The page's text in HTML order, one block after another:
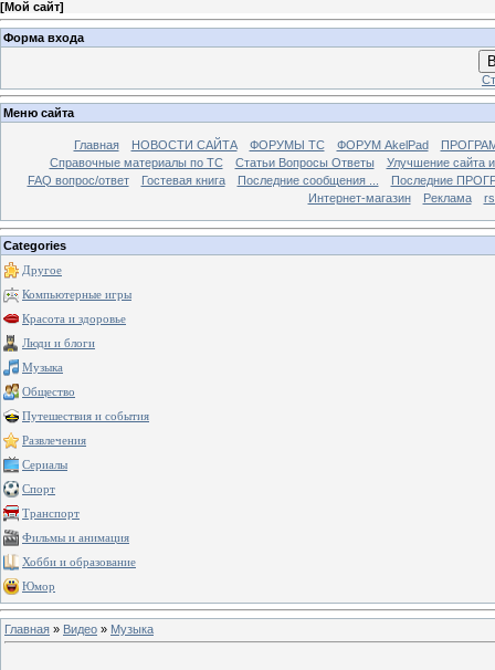
[Мой сайт]
Форма входа
Меню сайта
Главная НОВОСТИ САЙТА ФОРУМЫ TC ФОРУМ AkelPad
Справочные материалы по TС
Статьи Вопросы Ответы
Улучшение сайта
FAQ вопрос/ответ
Гостевая книга Последние сообщения ...
Последние
Интернет-магазин
Реклама
Categories
Другое
Компьютерные игры
Красота и здоровье
Люди и блоги
Музыка
Общество
Путешествия и события
Развлечения
Сериалы
Спорт
Транспорт
Фильмы и анимация
Хобби и образование
Юмор
Главная » Видео » Музыка